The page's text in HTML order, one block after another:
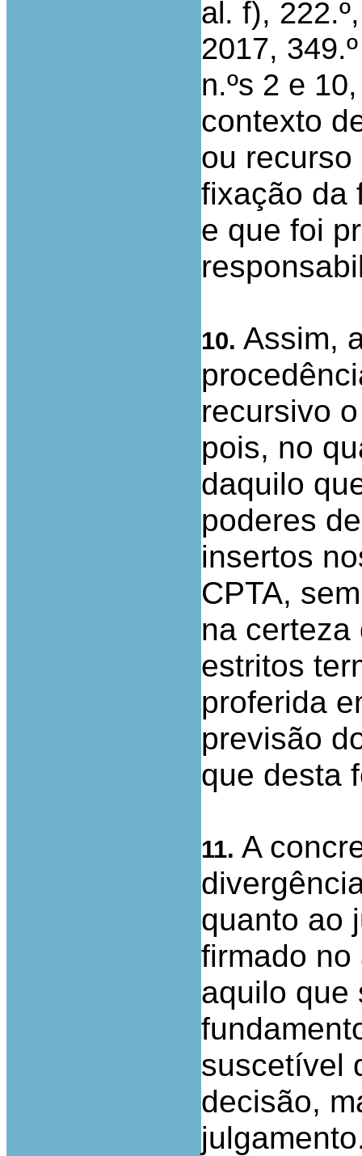
al. f),
2017,
n.ºs 2 e
contexto
ou
fixação da
e que foi
10. Assim,
recursivo
pois, no
daquilo
poderes
insertos
CPTA,
na certeza
estritos
proferida
previsão
que desta
11. A
quanto ao
firmado
aquilo que
suscetível
decisão,